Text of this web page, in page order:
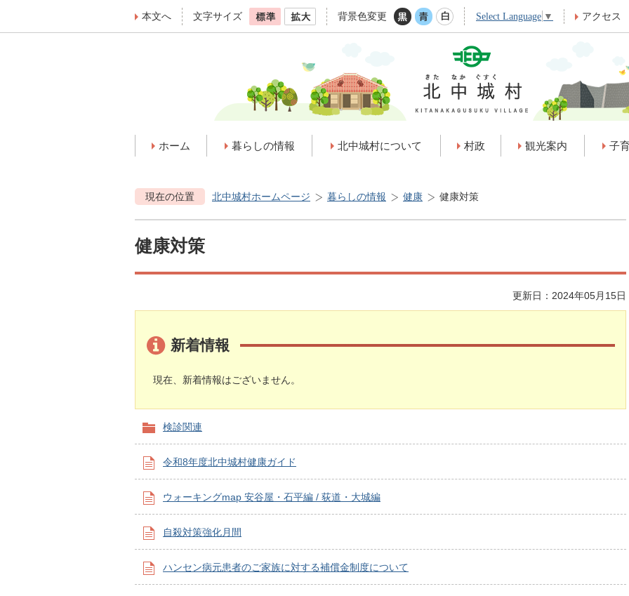
本文へ 文字サイズ 背景色変更 Select Language ▼ アクセス
ホーム 暮らしの情報 北中城村について 村政 観光案内 子
現在の位置 北中城村ホームページ 暮らしの情報 健康 健康対策
健康対策
更新日：2024年05月15日
新着情報
現在、新着情報はございません。
検診関連
令和8年度北中城村健康ガイド
ウォーキングmap 安谷屋・石平編 / 荻道・大城編
自殺対策強化月間
ハンセン病元患者のご家族に対する補償金制度について